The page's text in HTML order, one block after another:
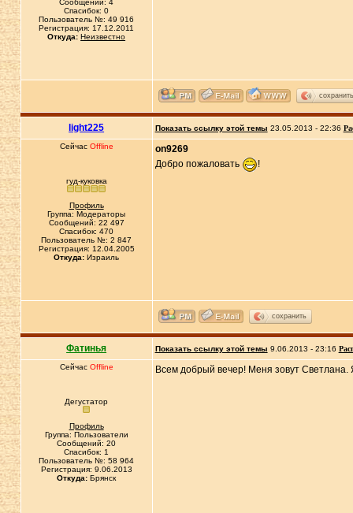
Сообщений: 4
Спасибок: 0
Пользователь №: 49 916
Регистрация: 17.12.2011
Откуда: Неизвестно
сохранить
light225 Показать ссылку этой темы 23.05.2013 - 22:36
Сейчас Offline
гуд-куковка
Профиль
Группа: Модераторы
Сообщений: 22 497
Спасибок: 470
Пользователь №: 2 847
Регистрация: 12.04.2005
Откуда: Израиль
on9269
Добро пожаловать
!
сохранить
Фатинья Показать ссылку этой темы 9.06.2013 - 23:16
Сейчас Offline
Дегустатор
Профиль
Группа: Пользователи
Сообщений: 20
Спасибок: 1
Пользователь №: 58 964
Регистрация: 9.06.2013
Откуда: Брянск
Всем добрый вечер! Меня зовут Светлана.